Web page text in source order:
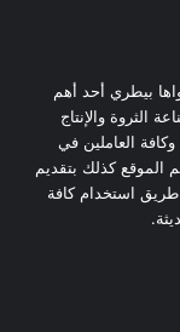
بيطري أحد أهم
الثروة والإنتاج
وكافة العاملين في
الموقع كذلك بتقديم
استخدام كافة